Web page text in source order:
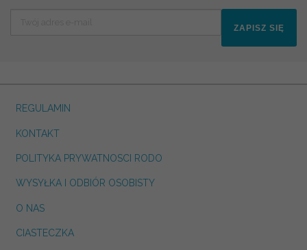
ZAPISZ SIĘ
REGULAMIN
KONTAKT
POLITYKA PRYWATNOSCI RODO
WYSYŁKA I ODBIÓR OSOBISTY
O NAS
CIASTECZKA